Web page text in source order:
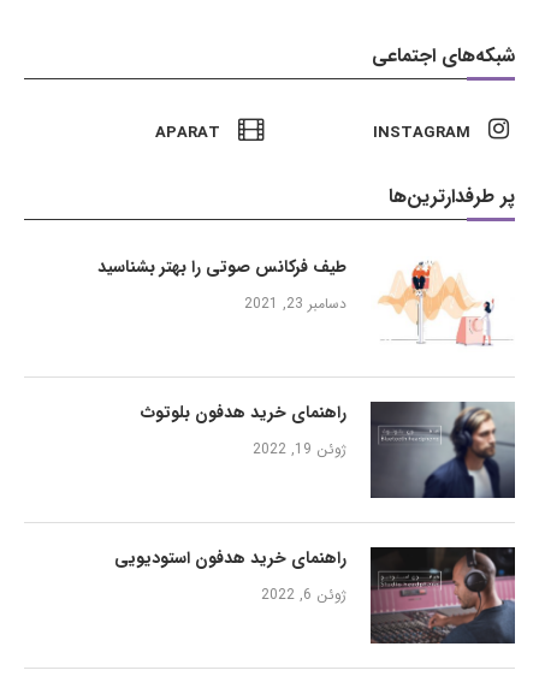
شبکه‌های اجتماعی
INSTAGRAM
APARAT
پر طرفدارترین‌ها
طیف فرکانس صوتی را بهتر بشناسید
دسامبر 23, 2021
راهنمای خرید هدفون بلوتوث
ژوئن 19, 2022
راهنمای خرید هدفون استودیویی
ژوئن 6, 2022